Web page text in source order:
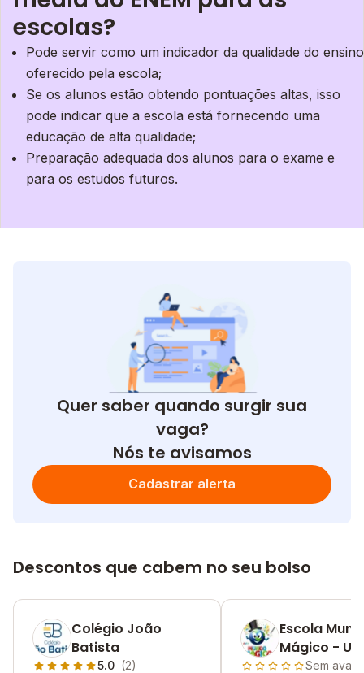
escolas?
Pode servir como um indicador da qualidade do ensino
oferecido pela escola;
Se os alunos estão obtendo pontuações altas, isso
pode indicar que a escola está fornecendo uma
educação de alta qualidade;
Preparação adequada dos alunos para o exame e
para os estudos futuros.
Quer saber quando surgir sua
vaga?
Nós te avisamos
Cadastrar alerta
Descontos que cabem no seu bolso
Colégio João
Batista
5.0 (2)
Escola
Mágico -
Sem